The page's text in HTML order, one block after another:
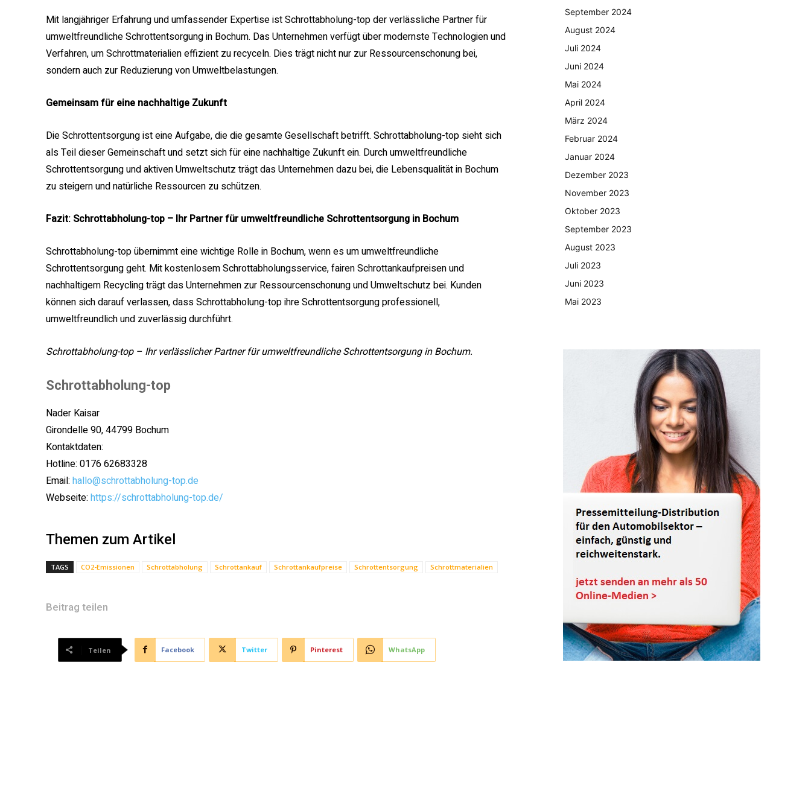
Mit langjähriger Erfahrung und umfassender Expertise ist Schrottabholung-top der verlässliche Partner für
umweltfreundliche Schrottentsorgung in Bochum. Das Unternehmen verfügt über modernste Technologien und
Verfahren, um Schrottmaterialien effizient zu recyceln. Dies trägt nicht nur zur Ressourcenschonung bei,
sondern auch zur Reduzierung von Umweltbelastungen.
Gemeinsam für eine nachhaltige Zukunft
Die Schrottentsorgung ist eine Aufgabe, die die gesamte Gesellschaft betrifft. Schrottabholung-top sieht sich
als Teil dieser Gemeinschaft und setzt sich für eine nachhaltige Zukunft ein. Durch umweltfreundliche
Schrottentsorgung und aktiven Umweltschutz trägt das Unternehmen dazu bei, die Lebensqualität in Bochum
zu steigern und natürliche Ressourcen zu schützen.
Fazit: Schrottabholung-top – Ihr Partner für umweltfreundliche Schrottentsorgung in Bochum
Schrottabholung-top übernimmt eine wichtige Rolle in Bochum, wenn es um umweltfreundliche
Schrottentsorgung geht. Mit kostenlosem Schrottabholungsservice, fairen Schrottankaufpreisen und
nachhaltigem Recycling trägt das Unternehmen zur Ressourcenschonung und Umweltschutz bei. Kunden
können sich darauf verlassen, dass Schrottabholung-top ihre Schrottentsorgung professionell,
umweltfreundlich und zuverlässig durchführt.
Schrottabholung-top – Ihr verlässlicher Partner für umweltfreundliche Schrottentsorgung in Bochum.
Schrottabholung-top
Nader Kaisar
Girondelle 90, 44799 Bochum
Kontaktdaten:
Hotline: 0176 62683328
Email: hallo@schrottabholung-top.de
Webseite: https://schrottabholung-top.de/
Themen zum Artikel
TAGS CO2-Emissionen Schrottabholung Schrottankauf Schrottankaufpreise Schrottentsorgung Schrottmaterialien
Beitrag teilen
Teilen Facebook Twitter Pinterest WhatsApp
September 2024
August 2024
Juli 2024
Juni 2024
Mai 2024
April 2024
März 2024
Februar 2024
Januar 2024
Dezember 2023
November 2023
Oktober 2023
September 2023
August 2023
Juli 2023
Juni 2023
Mai 2023